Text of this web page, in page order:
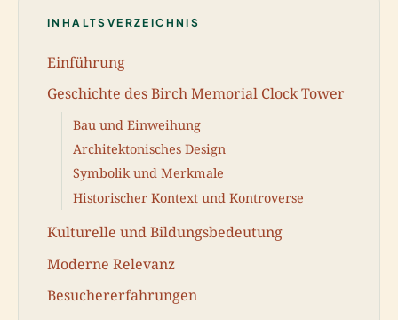
INHALTSVERZEICHNIS
Einführung
Geschichte des Birch Memorial Clock Tower
Bau und Einweihung
Architektonisches Design
Symbolik und Merkmale
Historischer Kontext und Kontroverse
Kulturelle und Bildungsbedeutung
Moderne Relevanz
Besuchererfahrungen